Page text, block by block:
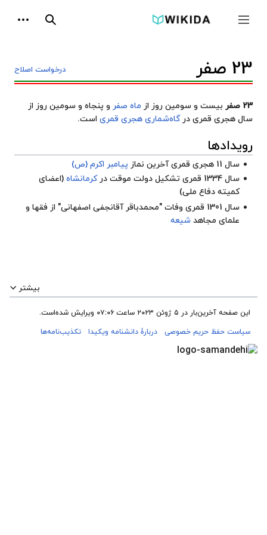
جمع و باز کردن نوار کناری جستجو
درخواست اصلاح 23 صفر
23 صفر بیست و سومین روز از ماه صفر و پنجاه و سومین روز از
سال هجری قمری درگاه‌شماری هجری قمری است.
رویدادها
سال 11 هجری قمری آخرین نماز
پیامبر اکرم (ص)
سال 1334 قمری تشکیل دولت موقت در
کرمانشاه (اعضای
کمیته دفاع ملی)
سال 1301 قمری وفات "محمدباقر آقانجفی اصفهانی" از فقها و
علمای مجاهدشیعه
بیشتر
این صفحه آخرین‌بار در ‏۵ ژوئن ۲۰۲۳ ساعت ‏۰۷:۰۶ ویرایش شده‌است.
سیاست حفظ حریم خصوصی
دربارهٔ دانشنامه ویکیدا تکذیب‌نامه‌ها